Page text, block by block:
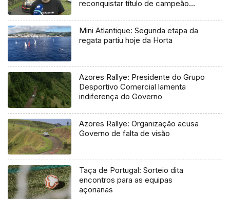
reconquistar título de campeão
Mini Atlantique: Segunda etapa da
regata partiu hoje da Horta
Azores Rallye: Presidente do Grupo
Desportivo Comercial lamenta
indiferença do Governo
Azores Rallye: Organização acusa
Governo de falta de visão
Taça de Portugal: Sorteio dita
encontros para as equipas
açorianas